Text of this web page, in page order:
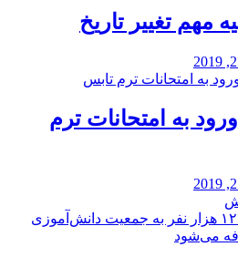
مهم تغییر تاریخ
به امتحانات ترم